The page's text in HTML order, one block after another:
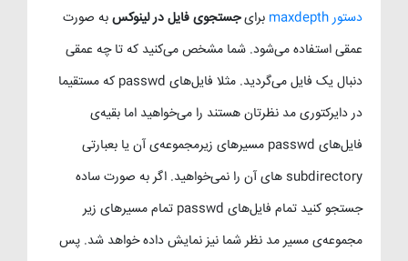
دستور maxdepth برایجستجوی فایل در لینوکسبه صورت
عمقی استفاده می‌شود. شما مشخص می‌کنید که تا چه عمقی
دنبال یک فایل می‌گردید. مثلا فایل‌های passwd که مستقیما
در دایرکتوری مد نظرتان هستند را می‌خواهید اما بقیه‌ی
فایل‌های passwd مسیرهای زیرمجموعه‌ی آن یا بعبارتی
subdirectory های آن را نمی‌خواهید. اگر به صورت ساده
جستجو کنید تمام فایل‌های passwd تمام مسیرهای زیر
مجموعه‌ی مسیر مد نظر شما نیز نمایش داده خواهد شد. پس